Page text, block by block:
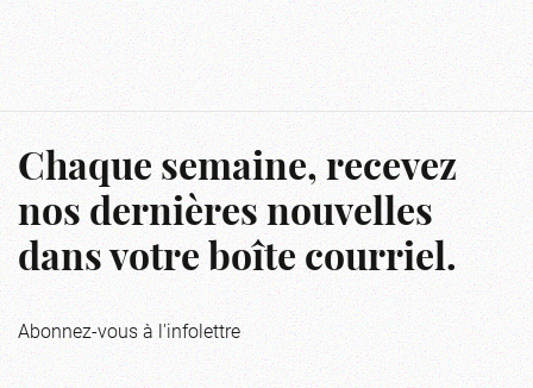
Chaque semaine, recevez
nos dernières nouvelles
dans votre boîte courriel.
Abonnez-vous à l'infolettre